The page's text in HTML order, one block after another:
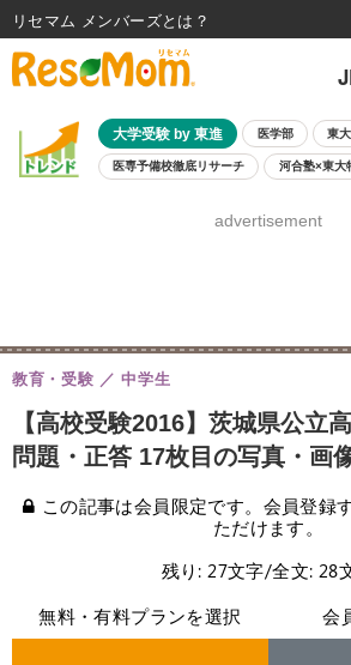
大学受験 by 東進 医学部 東
医専予備校徹底リサーチ 河合塾×東大
8月開催学校説明会・相談会
advertisement
【高校受験2016】茨城県公立
問題・正答 17枚目の写真・画
教育・受験 中学生
この記事は会員限定です。会員登録
ただけます。
残り: 27文字/全文: 28
無料・有料プランを選択
会
リセマム メンバーズ